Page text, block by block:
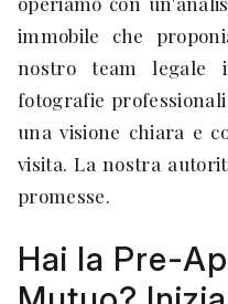
immobile che
nostro team legale
fotografie
una visione chiara e
visita. La nostra
promesse.
Hai la Pre-